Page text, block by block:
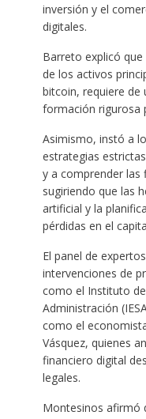
inversión y el
digitales.
Barreto explicó
de los activos
bitcoin, requiere de
formación rigurosa
Asimismo, instó a
estrategias
y a comprender las
sugiriendo que las
artificial y la
pérdidas en el
El panel de
intervenciones de
como el Instituto
Administración
como el
Vásquez, quienes
financiero digital
legales.
Montesinos afirmó